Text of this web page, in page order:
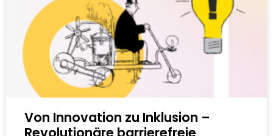
Von Innovation zu Inklusion –